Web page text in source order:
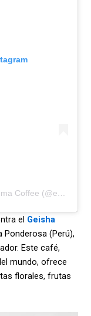
Una publicación compartida de East Crema Coffee (@eastcrema)
el Geisha
Ponderosa (Perú),
Este café,
mundo, ofrece
florales, frutas